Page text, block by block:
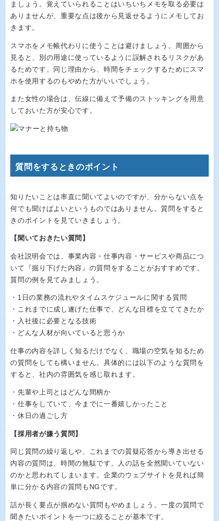
ましょう。覚えていられることはいちいちメモを取る必要は
ありませんが、重要な点は後から見返せるようにメモしてお
きます。
スマホをメモ帳代わりに使うことは避けましょう。周囲から
見ると、別の用途に使っているように誤解されるリスクがあ
るためです。同じ理由から、時間をチェックするためにスマ
ホを使用するのもやめた方がいいでしょう。
また女性の場合は、伝線に備えて予備のストッキングを用意
しておいた方が安心です。
質問をするときのポイント
知りたいことは率直に聞いてよいのですが、分からない点を
何でも聞けばよいというものではありません。質問をすると
きのポイントを見ていきましょう。
【聞いておきたい質問】
会社説明会では、事業内容・仕事内容・サービスや商品につ
いて『掘り下げた内容』の質問をすることがおすすめです。
質問の例を見てみましょう。
・1日の業務の流れやタイムスケジュールに関する質問
・これまでに成し遂げた仕事で、どんな目標を立ててきたか
・入社後に必要となる技術
・どんな人材が向いていると思うか
仕事の内容を詳しく知るだけでなく、職場の空気を知るため
の質問をしても構いません。具体的には以下のような質問を
すると、社内の雰囲気を感じ取れます。
・先輩や上司とはどんな間柄か
・仕事をしていて、今までに一番嬉しかったこと
・休日の過ごし方
【採用者が嫌う質問】
同じ質問の繰り返しや、これまでの質疑応答から導き出せる
内容の質問は、時間の無駄です。人の話を全然聞いていない
のかと思われてしまいます。企業のウェブサイトを見れば簡
単に分かる内容の質問もNGです。
話が長く要点が掴めない質問もやめましょう。一度の質問で
聞きたいポイントを一つに絞ることが基本です。